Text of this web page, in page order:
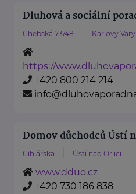
Dluhová a sociální
Chebská 73/48 Karlovy Vary
https://
+420 800 214 214
Domov důchodců Ústí
Cihlářská Ústí nad Orlicí
www.dduo.cz
+420 730 186 838